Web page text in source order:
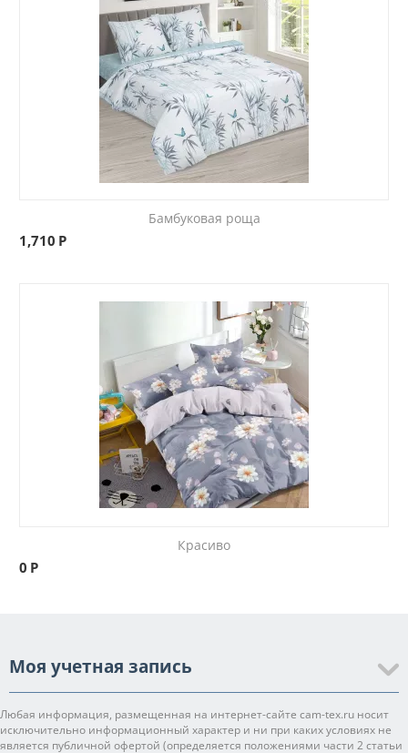
Бамбуковая роща
1,710 Р
Красиво
0 Р
Моя учетная запись
Любая информация, размещенная на интернет-сайте cam-tex.ru носит
исключительно информационный характер и ни при каких условиях не
является публичной офертой (определяется положениями части 2 статьи